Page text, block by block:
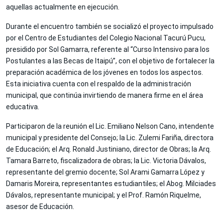
aquellas actualmente en ejecución.
Durante el encuentro también se socializó el proyecto impulsado
por el Centro de Estudiantes del Colegio Nacional Tacurú Pucu,
presidido por Sol Gamarra, referente al “Curso Intensivo para los
Postulantes a las Becas de Itaipú”, con el objetivo de fortalecer la
preparación académica de los jóvenes en todos los aspectos.
Esta iniciativa cuenta con el respaldo de la administración
municipal, que continúa invirtiendo de manera firme en el área
educativa.
Participaron de la reunión el Lic. Emiliano Nelson Cano, intendente
municipal y presidente del Consejo; la Lic. Zulemi Fariña, directora
de Educación; el Arq. Ronald Justiniano, director de Obras; la Arq.
Tamara Barreto, fiscalizadora de obras; la Lic. Victoria Dávalos,
representante del gremio docente; Sol Arami Gamarra López y
Damaris Moreira, representantes estudiantiles; el Abog. Milciades
Dávalos, representante municipal; y el Prof. Ramón Riquelme,
asesor de Educación.